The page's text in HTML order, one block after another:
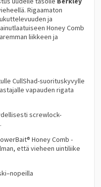
Rigaamaton
ja
Honey Comb
liikkeen ja
CullShad-suorituskyvylle
vapauden rigata
screwlock-
Honey Comb -
että vieheen uintiliike